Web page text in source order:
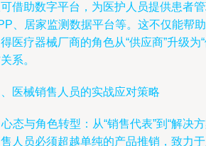
借助数字平台，为医护人员提供患者
、居家监测数据平台等。这不仅能帮
医疗器械厂商的角色从“供应商”升级为
系。
医械销售人员的实战应对策略
态与角色转型：从“销售代表”到“解决
人员必须超越单纯的产品推销，致力